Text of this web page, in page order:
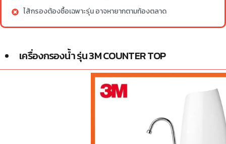
ไส้กรองต้องซื้อเฉพาะรุ่น อาจหายากตามท้องตลาด
เครื่องกรองน้ำ รุ่น 3M COUNTER TOP